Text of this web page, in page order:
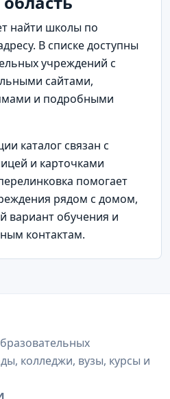
на-Волге
3
Боры
найти школы по
В списке доступны
учреждений с
сайтами,
и подробными
каталог связан с
и карточками
помогает
рядом с домом,
вариант обучения и
контактам.
колледжи, вузы, курсы и